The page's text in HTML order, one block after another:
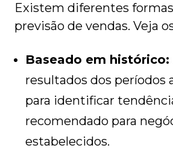
Existem diferentes
previsão de vendas. Veja
Baseado em histórico:
resultados dos períodos
para identificar
recomendado para
estabelecidos.